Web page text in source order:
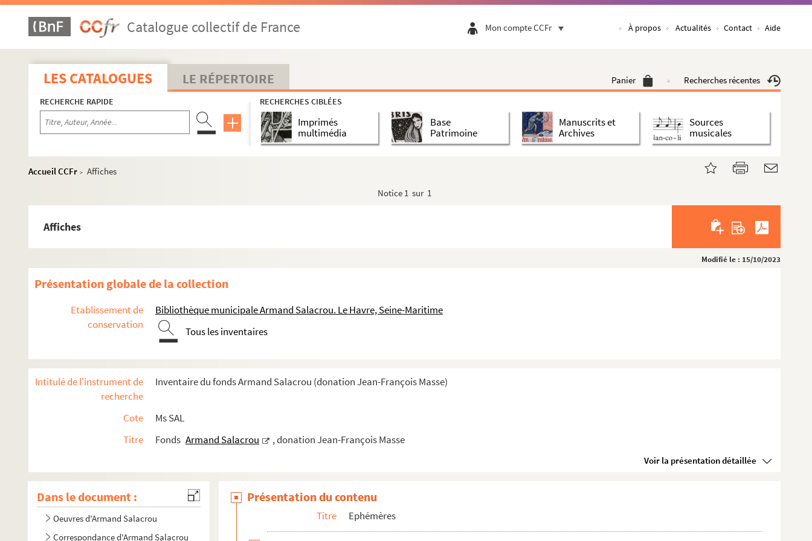
Catalogue collectif de France Mon compte CCFr À propos Actualités Contact Aide
LES CATALOGUES LE RÉPERTOIRE Panier Recherches récentes
RECHERCHE RAPIDE RECHERCHES CIBLÉES
Imprimés
multimédia
Base
Patrimoine
Manuscrits et
Archives
Sources
musicales
Accueil CCFr > Affiches
Notice 1 sur 1
Affiches
Modifié le : 15/10/2023
Présentation globale de la collection
Etablissement de
conservation
Bibliothèque municipale Armand Salacrou. Le Havre, Seine-Maritime
Tous les inventaires
Intitulé de l'instrument de
recherche
Inventaire du fonds Armand Salacrou (donation Jean-François Masse)
Cote
Ms SAL
Titre
Fonds Armand Salacrou , donation Jean-François Masse
Voir la présentation détaillée
Dans le document :
Oeuvres d'Armand Salacrou
Correspondance d'Armand Salacrou
Présentation du contenu
Titre Ephémères